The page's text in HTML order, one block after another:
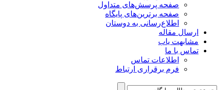
صفحه پرسش‌های متداول
صفحه برترین‌های پایگاه
اطلاع‌رسانی به دوستان
ارسال مقاله
مشابهت یاب
تماس با ما
اطلاعات تماس
فرم برقراری ارتباط